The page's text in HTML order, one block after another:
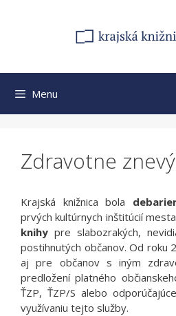
Menu
Zdravotne
Krajská knižnica bola
prvých kultúrnych inštitúcií
knihy pre slabozrakých,
postihnutých občanov. Od roku
aj pre občanov s iným
predložení platného
ŤZP, ŤZP/S alebo
využívaniu tejto služby.